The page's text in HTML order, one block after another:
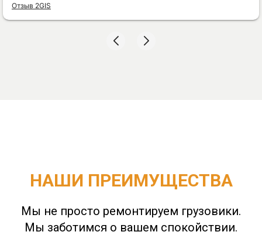
Отзыв 2GIS
НАШИ ПРЕИМУЩЕСТВА
Мы не просто ремонтируем грузовики.
Мы заботимся о вашем спокойствии.